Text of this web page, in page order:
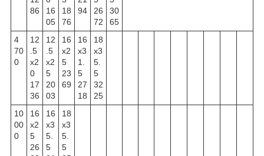
86
16
05
18
76
94
26
72
30
65
4
70
0
12
.5
x2
0
17
36
12
.5
x2
5
20
03
16
x2
5
23
69
16
x3
1.
5
27
18
18
x3
5.
5
32
25
10
00
0
16
x2
5
26
16
x3
5.
5
18
x3
5.
5